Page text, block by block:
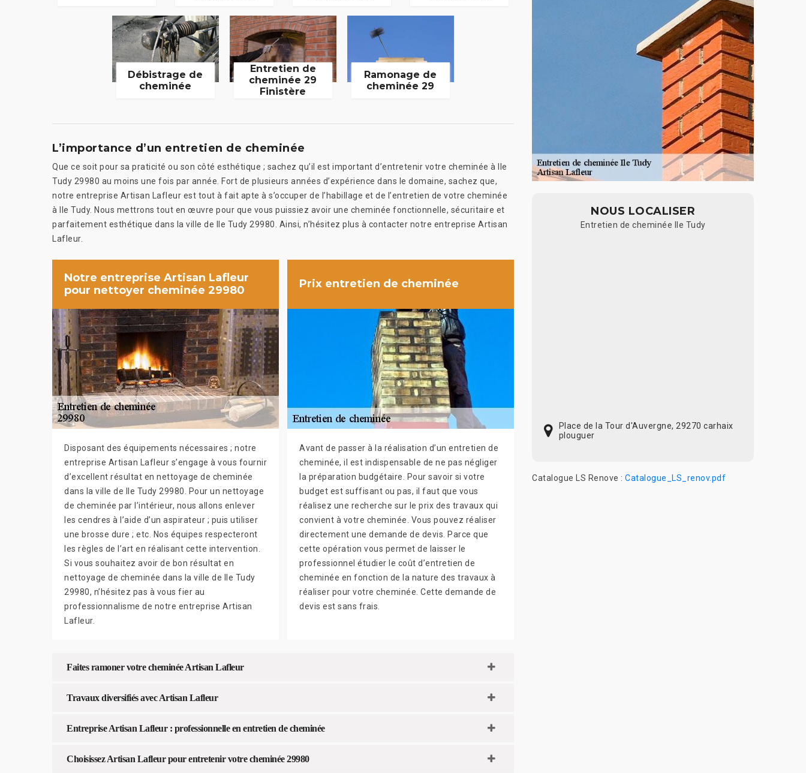
Débistrage de
cheminée
Entretien de
cheminée 29
Finistère
Ramonage de
cheminée 29
L’importance d’un entretien de cheminée
Que ce soit pour sa praticité ou son côté esthétique ; sachez qu’il est important d’entretenir votre cheminée à Ile
Tudy 29980 au moins une fois par année. Fort de plusieurs années d’expérience dans le domaine, sachez que,
notre entreprise Artisan Lafleur est tout à fait apte à s’occuper de l’habillage et de l’entretien de votre cheminée
à Ile Tudy. Nous mettrons tout en œuvre pour que vous puissiez avoir une cheminée fonctionnelle, sécuritaire et
parfaitement esthétique dans la ville de Ile Tudy 29980. Ainsi, n’hésitez plus à contacter notre entreprise Artisan
Lafleur.
Notre entreprise Artisan Lafleur
pour nettoyer cheminée 29980
Disposant des équipements nécessaires ; notre
entreprise Artisan Lafleur s’engage à vous fournir
d’excellent résultat en nettoyage de cheminée
dans la ville de Ile Tudy 29980. Pour un nettoyage
de cheminée par l’intérieur, nous allons enlever
les cendres à l’aide d’un aspirateur ; puis utiliser
une brosse dure ; etc. Nos équipes respecteront
les règles de l’art en réalisant cette intervention.
Si vous souhaitez avoir de bon résultat en
nettoyage de cheminée dans la ville de Ile Tudy
29980, n’hésitez pas à vous fier au
professionnalisme de notre entreprise Artisan
Lafleur.
Prix entretien de cheminée
Avant de passer à la réalisation d’un entretien de
cheminée, il est indispensable de ne pas négliger
la préparation budgétaire. Pour savoir si votre
budget est suffisant ou pas, il faut que vous
réalisez une recherche sur le prix des travaux qui
convient à votre cheminée. Vous pouvez réaliser
directement une demande de devis. Parce que
cette opération vous permet de laisser le
professionnel étudier le coût d’entretien de
cheminée en fonction de la nature des travaux à
réaliser pour votre cheminée. Cette demande de
devis est sans frais.
Faites ramoner votre cheminée Artisan Lafleur
Travaux diversifiés avec Artisan Lafleur
Entreprise Artisan Lafleur : professionnelle en entretien de cheminée
Choisissez Artisan Lafleur pour entretenir votre cheminée 29980
NOUS LOCALISER
Entretien de cheminée Ile Tudy
Place de la Tour d'Auvergne, 29270 carhaix
plouguer
Catalogue LS Renove : Catalogue_LS_renov.pdf